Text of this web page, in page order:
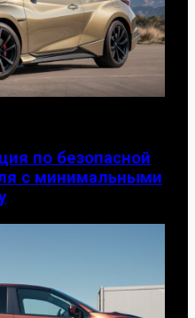
по безопасной
с минимальными